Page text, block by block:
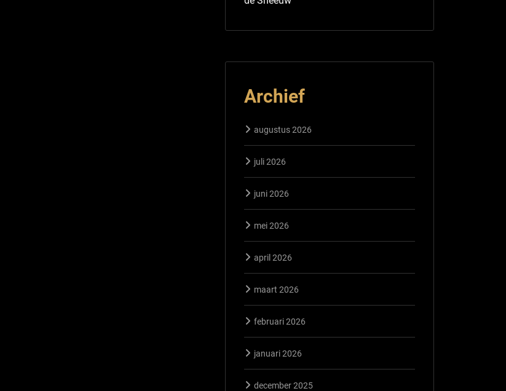
Archief
augustus 2026
juli 2026
juni 2026
mei 2026
april 2026
maart 2026
februari 2026
januari 2026
december 2025